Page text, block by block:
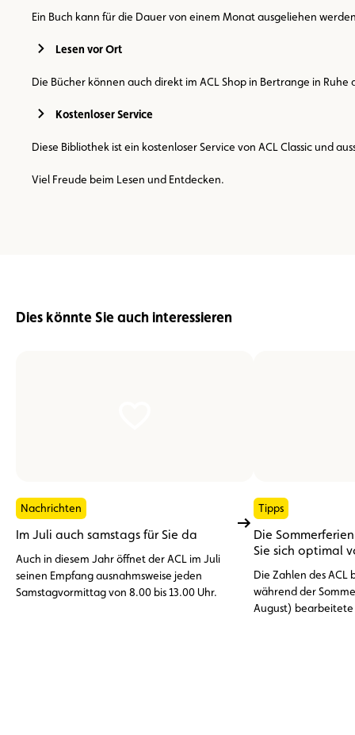
Ein Buch kann für die Dauer von einem Monat ausgeliehen
Lesen vor Ort
Die Bücher können auch direkt im ACL Shop in Bertrange in
Kostenloser Service
Diese Bibliothek ist ein kostenloser Service von ACL Classic und
Viel Freude beim Lesen und Entdecken.
Dies könnte Sie auch interessieren
Nachrichten
Im Juli auch samstags für Sie da
Auch in diesem Jahr öffnet der ACL im Juli
seinen Empfang ausnahmsweise jeden
Samstagvormittag von 8.00 bis 13.00 Uhr.
Tipps
Die
Sie sich optimal
Die Zahlen des ACL
während der
August)